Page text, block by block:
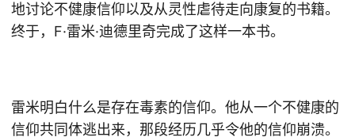
地讨论不健康信仰以及从灵性虐待走向康复的书籍。
终于，F·雷米·迪德里奇完成了这样一本书。
雷米明白什么是存在毒素的信仰。他从一个不健康的
信仰共同体逃出来，那段经历几乎令他的信仰崩溃。